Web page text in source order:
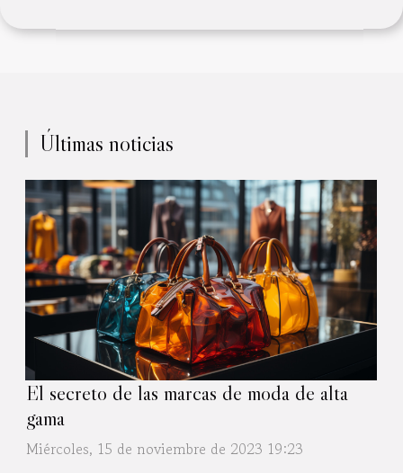
Últimas noticias
El secreto de las marcas de moda de alta
gama
Miércoles, 15 de noviembre de 2023 19:23